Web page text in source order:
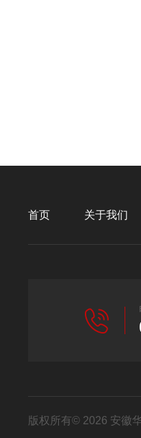
首页 关于我们
版权所有© 2026 安徽